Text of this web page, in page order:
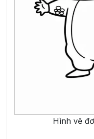
Hình vẽ